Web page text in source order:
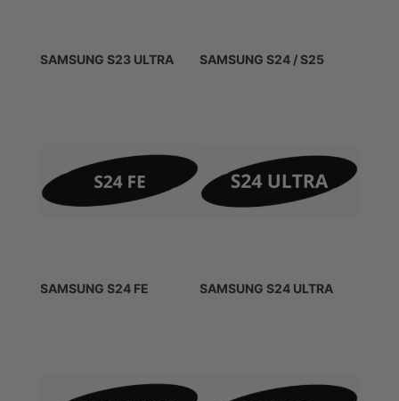
SAMSUNG S23 ULTRA SAMSUNG S24 / S25
SAMSUNG S24 FE SAMSUNG S24 ULTRA